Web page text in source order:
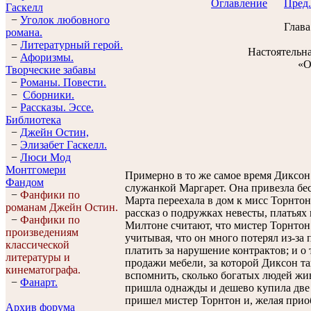
Гaскелл
− Уголок любовного
романа.
− Литературный герой.
− Афоризмы.
Творческие забавы
− Романы. Повести.
− Сборники.
− Рассказы. Эссe.
Библиотека
− Джейн Остин,
− Элизабет Гaскелл.
− Люси Мод
Монтгомери
Фандом
− Фанфики по
романам Джейн Остин.
− Фанфики по
произведениям
классической
литературы и
кинематографа.
− Фанарт.
Архив форума
Оглавление
Примерно в то же самое время
служанкой Маргарет. Она привезла
Марта переехала в дом к мисс
рассказ о подружках невесты,
Милтоне считают, что мистер
учитывая, что он много потерял из-
платить за нарушение контрактов; и
продажи мебели, за которой Диксон
вспомнить, сколько богатых людей
пришла однажды и дешево купила
пришел мистер Торнтон и, желая